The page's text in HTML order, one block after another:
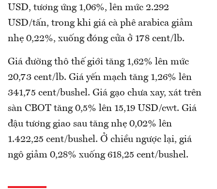
USD, tương ứng 1,06%, lên mức 2.292
USD/tấn, trong khi giá cà phê arabica giảm
nhẹ 0,22%, xuống đóng cửa ở 178 cent/lb.
Giá đường thô thế giới tăng 1,62% lên mức
20,73 cent/lb. Giá yến mạch tăng 1,26% lên
341,75 cent/bushel. Giá gạo chưa xay, xát trên
sàn CBOT tăng 0,5% lên 15,19 USD/cwt. Giá
đậu tương giao sau tăng nhẹ 0,02% lên
1.422,25 cent/bushel. Ở chiều ngược lại, giá
ngô giảm 0,28% xuống 618,25 cent/bushel.